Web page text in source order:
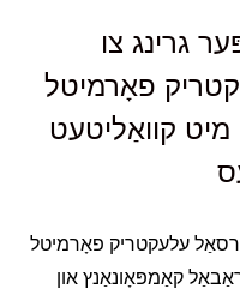
גרינג צו
פאָרמיטל
מיט קוואַליטעט EV טשאַרדזשערז און
עלעקטריק פאָרמיטל
קאַמפּאָונאַנץ און